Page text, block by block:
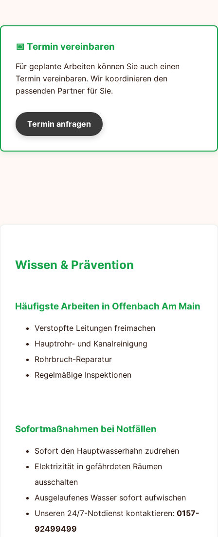
📅 Termin vereinbaren
Für geplante Arbeiten können Sie auch einen
Termin vereinbaren. Wir koordinieren den
passenden Partner für Sie.
Termin anfragen
Wissen & Prävention
Häufigste Arbeiten in Offenbach Am Main
Verstopfte Leitungen freimachen
Hauptrohr- und Kanalreinigung
Rohrbruch-Reparatur
Regelmäßige Inspektionen
Sofortmaßnahmen bei Notfällen
Sofort den Hauptwasserhahn zudrehen
Elektrizität in gefährdeten Räumen
ausschalten
Ausgelaufenes Wasser sofort aufwischen
Unseren 24/7-Notdienst kontaktieren: 0157-
92499499